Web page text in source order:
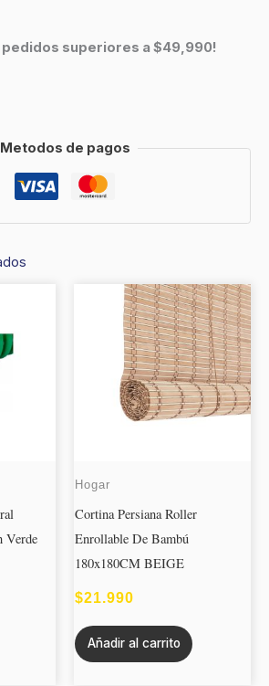
pedidos superiores a $49,990!
Metodos de pagos
Verde
Hogar
Cortina Persiana Roller
Enrollable De Bambú
180x180CM BEIGE
$21.990
Añadir al carrito